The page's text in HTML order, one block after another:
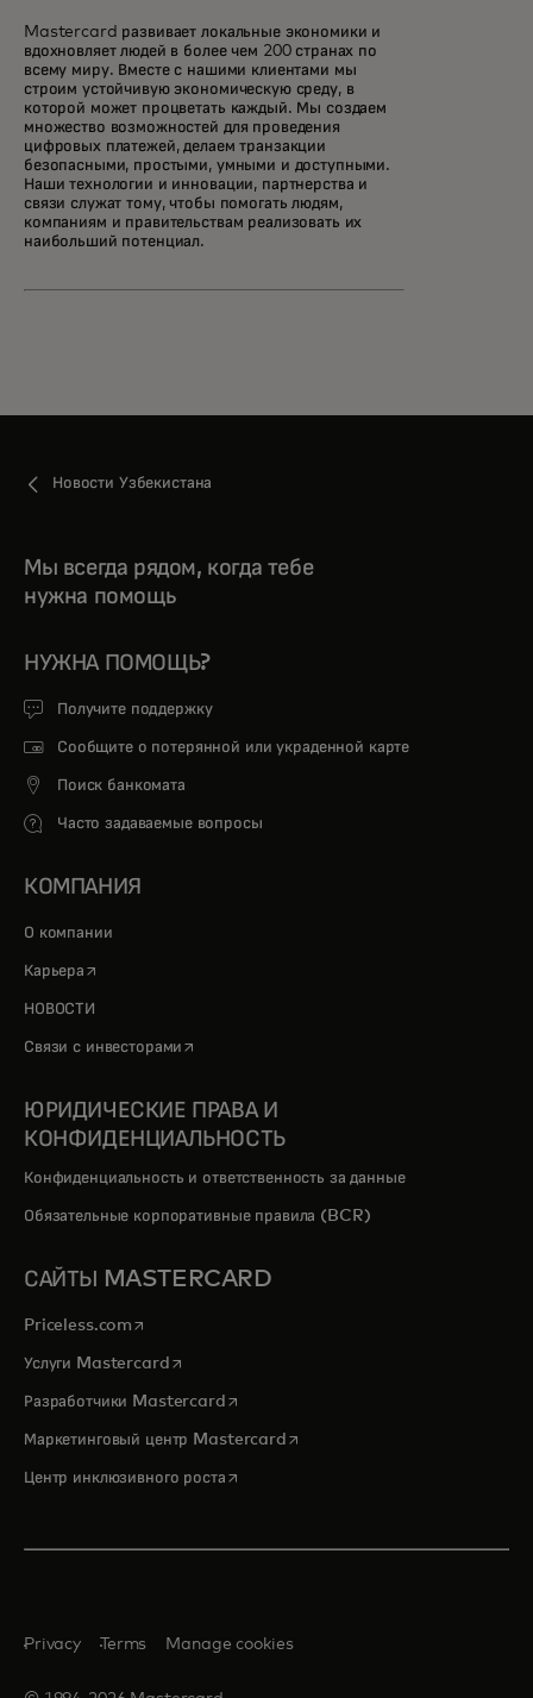
Mastercard развивает локальные экономики и
вдохновляет людей в более чем 200 странах по
всему миру. Вместе с нашими клиентами мы
строим устойчивую экономическую среду, в
которой может процветать каждый. Мы создаем
множество возможностей для проведения
цифровых платежей, делаем транзакции
безопасными, простыми, умными и доступными.
Наши технологии и инновации, партнерства и
связи служат тому, чтобы помогать людям,
компаниям и правительствам реализовать их
наибольший потенциал.
Новости Узбекистана
Мы всегда рядом, когда тебе
нужна помощь
НУЖНА ПОМОЩЬ?
Получите поддержку
Сообщите о потерянной или украденной карте
Поиск банкомата
Часто задаваемые вопросы
КОМПАНИЯ
О компании
Карьера opens in a new tab
НОВОСТИ
Связи с инвесторами opens in a new tab
ЮРИДИЧЕСКИЕ ПРАВА И
КОНФИДЕНЦИАЛЬНОСТЬ
Конфиденциальность и ответственность за данные
Обязательные корпоративные правила (BCR)
САЙТЫ MASTERCARD
Priceless.com opens in a new tab
Услуги Mastercardopens in a new tab
Разработчики Mastercardopens in a new tab
Маркетинговый центр Mastercardopens in a new tab
Центр инклюзивного ростаopens in a new tab
Privacy Terms Manage cookies